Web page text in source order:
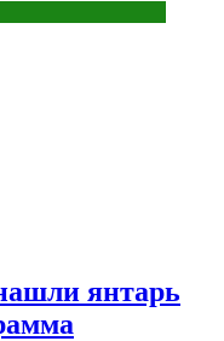
янтарь